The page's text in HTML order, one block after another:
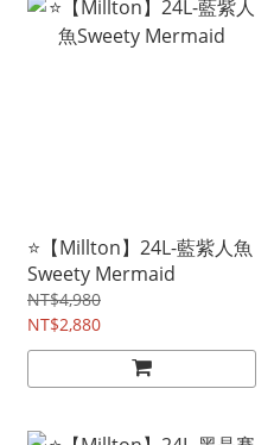
⭐【Millton】24L-藍紫人魚
Sweety Mermaid
NT$4,980
NT$2,880